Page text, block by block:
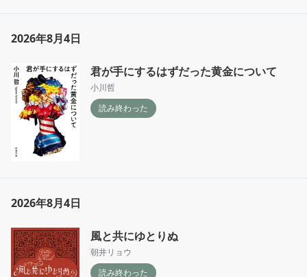
2026年8月4日
君が手にするはずだった黄金について
小川哲
読み終わった
2026年8月4日
風と共にゆとりぬ
朝井リョウ
読み終わった